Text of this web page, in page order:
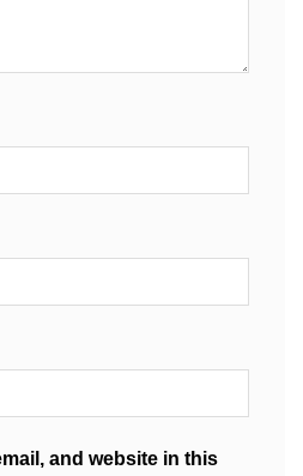
and website in this